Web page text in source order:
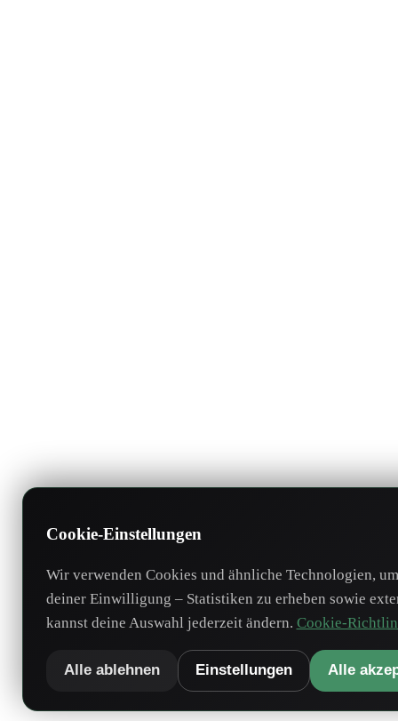
Cookie-Einstellungen
Wir verwenden Cookies und ähnliche Technologien,
deiner Einwilligung – Statistiken zu erheben sowie
kannst deine Auswahl jederzeit ändern. Cookie-
Alle ablehnen Einstellungen Alle